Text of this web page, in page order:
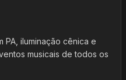
iluminação cênica e
musicais de todos os